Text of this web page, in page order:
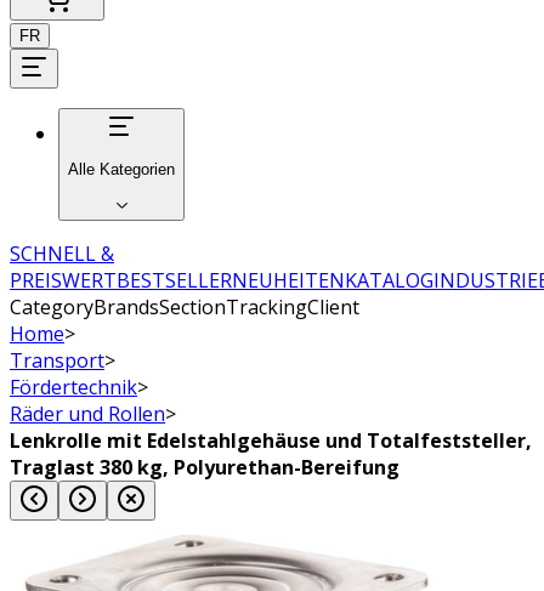
FR
Alle Kategorien
SCHNELL &
PREISWERTBESTSELLERNEUHEITENKATALOG
CategoryBrandsSectionTrackingClient
Home>
Transport>
Fördertechnik>
Räder und Rollen>
Lenkrolle mit Edelstahlgehäuse und Totalfeststeller,
Traglast 380 kg, Polyurethan-Bereifung